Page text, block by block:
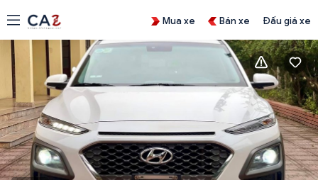
Mua xe Bán xe Đấu giá xe